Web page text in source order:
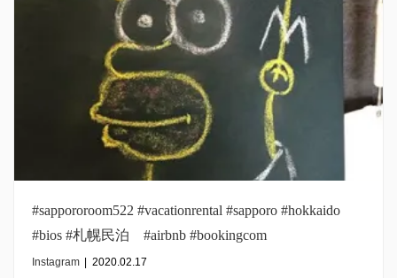
#sappororoom522 #vacationrental #sapporo #hokkaido
#bios #札幌民泊 #airbnb #bookingcom
#inmysapporo#spain
Instagram | 2020.02.17